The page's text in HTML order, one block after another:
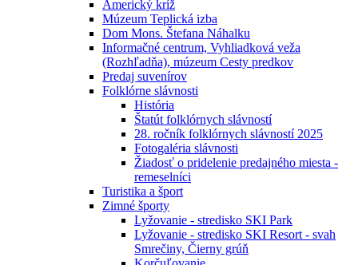
Americký kríž
Múzeum Teplická izba
Dom Mons. Štefana Náhalku
Informačné centrum, Vyhliadková veža
(Rozhľadňa), múzeum Cesty predkov
Predaj suvenírov
Folklórne slávnosti
História
Štatút folklórnych slávností
28. ročník folklórnych slávností 2025
Fotogaléria slávnosti
Žiadosť o pridelenie predajného miesta -
remeselníci
Turistika a šport
Zimné športy
Lyžovanie - stredisko SKI Park
Lyžovanie - stredisko SKI Resort - svah
Smrečiny, Čierny grúň